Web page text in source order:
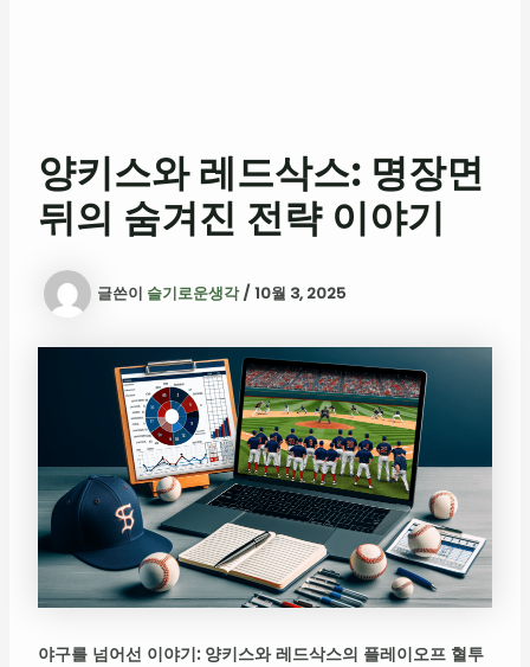
양키스와 레드삭스: 명장면
뒤의 숨겨진 전략 이야기
글쓴이 슬기로운생각/10월 3, 2025
야구를 넘어선 이야기: 양키스와 레드삭스의 플레이오프 혈투